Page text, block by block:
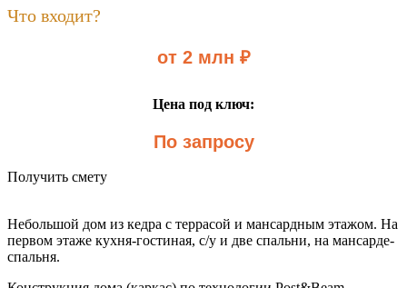
Что входит?
от 2 млн ₽
Цена под ключ:
По запросу
Получить смету
Небольшой дом из кедра с террасой и мансардным этажом. На
первом этаже кухня-гостиная, с/у и две спальни, на мансарде-
спальня.